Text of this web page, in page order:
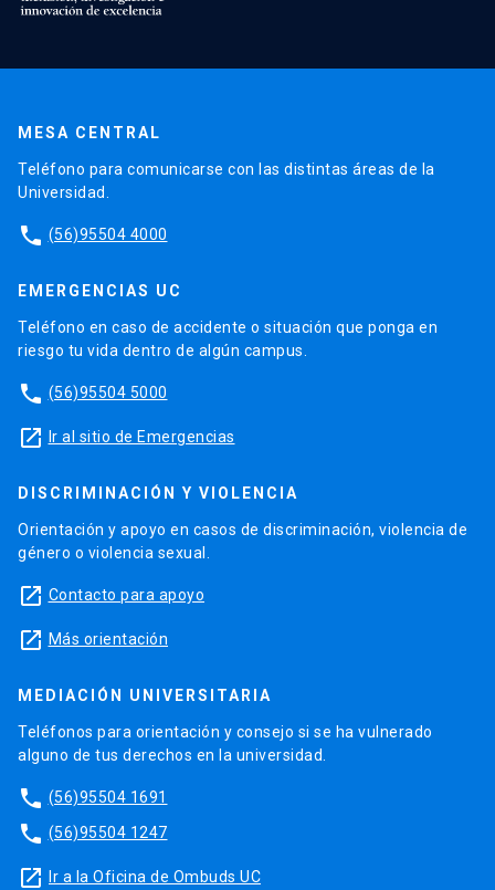
MESA CENTRAL
Teléfono para comunicarse con las distintas áreas de la
Universidad.
phone (56)95504 4000
EMERGENCIAS UC
Teléfono en caso de accidente o situación que ponga en
riesgo tu vida dentro de algún campus.
phone (56)95504 5000
launch Ir al sitio de Emergencias
DISCRIMINACIÓN Y VIOLENCIA
Orientación y apoyo en casos de discriminación, violencia de
género o violencia sexual.
launch Contacto para apoyo
launch Más orientación
MEDIACIÓN UNIVERSITARIA
Teléfonos para orientación y consejo si se ha vulnerado
alguno de tus derechos en la universidad.
phone (56)95504 1691
phone (56)95504 1247
launch Ir a la Oficina de Ombuds UC